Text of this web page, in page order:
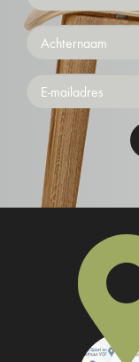
Achternaam
Emailaddress